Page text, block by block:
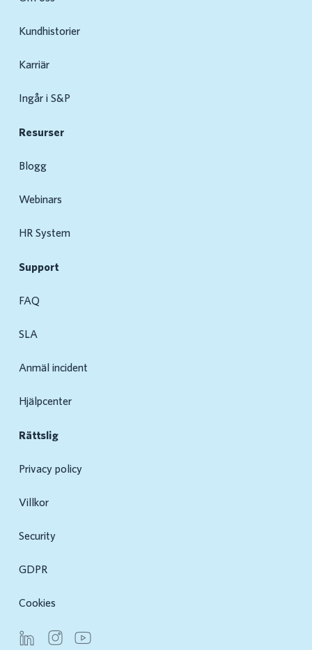
Kundhistorier
Karriär
Ingår i S&P
Resurser
Blogg
Webinars
HR System
Support
FAQ
SLA
Anmäl incident
Hjälpcenter
Rättslig
Privacy policy
Villkor
Security
GDPR
Cookies